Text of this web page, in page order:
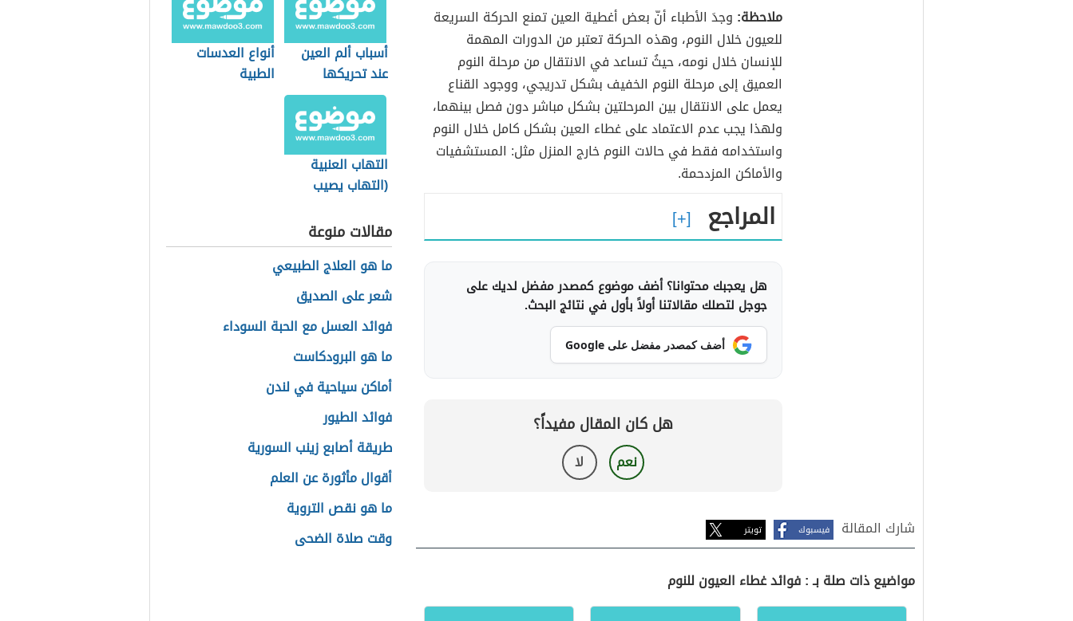
ملاحظة: وجدَ الأطباء أنّ بعض أغطية العين تمنع الحركة السريعة
للعيون خلال النوم، وهذه الحركة تعتبر من الدورات المهمة
للإنسان خلال نومه، حيثُ تساعد في الانتقال من مرحلة النوم
العميق إلى مرحلة النوم الخفيف بشكل تدريجي، ووجود القناع
يعمل على الانتقال بين المرحلتين بشكل مباشر دون فصل بينهما،
ولهذا يجب عدم الاعتماد على غطاء العين بشكل كامل خلال النوم
واستخدامه فقط في حالات النوم خارج المنزل مثل: المستشفيات
والأماكن المزدحمة.
المراجع
هل يعجبك محتوانا؟ أضف موضوع كمصدر مفضل لديك على
جوجل لتصلك مقالاتنا أولاً بأول في نتائج البحث.
أضف كمصدر مفضل على Google
هل كان المقال مفيداً؟
نعم لا
شارك المقالة فيسبوك تويتر
مواضيع ذات صلة بـ : فوائد غطاء العيون للنوم
أسباب ألم العين
عند تحريكها
أنواع العدسات
الطبية
التهاب العنبية
(التهاب يصيب
مقالات منوعة
ما هو العلاج الطبيعي
شعر على الصديق
فوائد العسل مع الحبة السوداء
ما هو البرودكاست
أماكن سياحية في لندن
فوائد الطيور
طريقة أصابع زينب السورية
أقوال مأثورة عن العلم
ما هو نقص التروية
وقت صلاة الضحى